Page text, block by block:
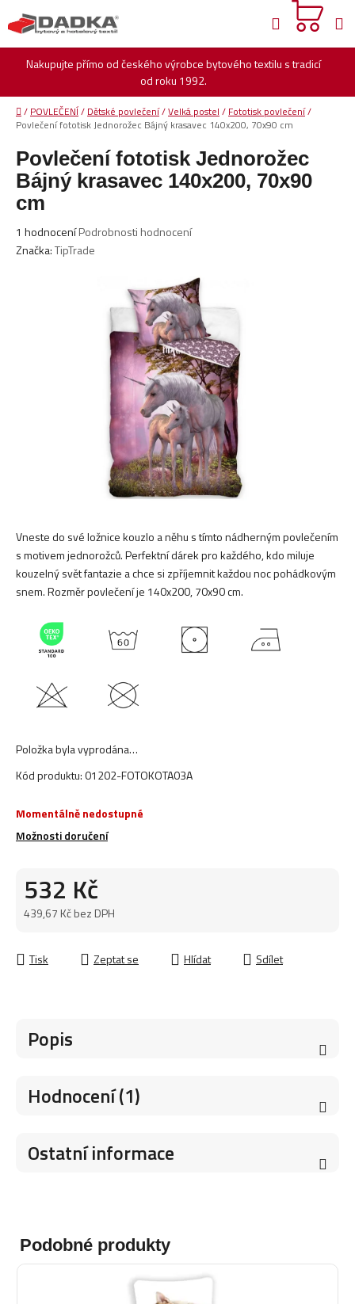
na
obsah
Nakupujte přímo od českého výrobce bytového textilu s tradicí
od roku 1992.
Hledat
Domů
/ POVLEČENÍ/ Dětské povlečení/Velká postel / Fototisk povlečení/
Povlečení fototisk Jednorožec Bájný krasavec 140x200, 70x90 cm
Vneste do své ložnice kouzlo a něhu s tímto nádherným povlečením
s motivem jednorožců. Perfektní dárek pro každého, kdo miluje
kouzelný svět fantazie a chce si zpříjemnit každou noc pohádkovým
snem. Rozměr povlečení je 140x200, 70x90 cm.
Položka byla vyprodána…
Kód produktu:01202-FOTOKOTA03A
Momentálně nedostupné
Možnosti doručení
532 Kč
439,67 Kč bez DPH
Tisk
Zeptat se Hlídat Sdílet
Povlečení fototisk Jednorožec
Bájný krasavec 140x200, 70x90
cm
Průměrné
hodnocení
1 hodnoceníPodrobnosti hodnocení
Značka:TipTrade
Popis
Hodnocení (1)
Ostatní informace
Podobné produkty